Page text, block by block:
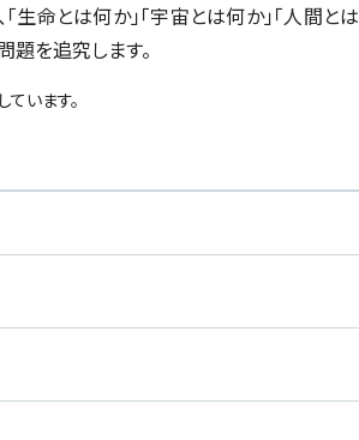
命とは何か」「宇宙とは何か」「人間とは
題を追究します。
ています。